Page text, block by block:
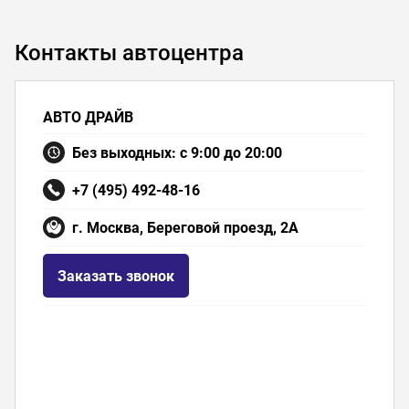
Контакты автоцентра
АВТО ДРАЙВ
Без выходных: с 9:00 до 20:00
+7 (495) 492-48-16
г. Москва, Береговой проезд, 2А
Заказать звонок